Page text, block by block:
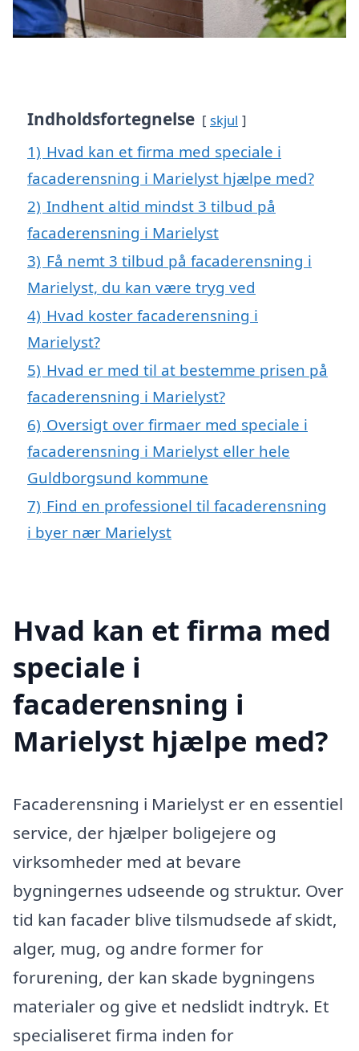
Indholdsfortegnelse skjul
1) Hvad kan et firma med speciale i
facaderensning i Marielyst hjælpe med?
2) Indhent altid mindst 3 tilbud på
facaderensning i Marielyst
3) Få nemt 3 tilbud på facaderensning i
Marielyst, du kan være tryg ved
4) Hvad koster facaderensning i
Marielyst?
5) Hvad er med til at bestemme prisen på
facaderensning i Marielyst?
6) Oversigt over firmaer med speciale i
facaderensning i Marielyst eller hele
Guldborgsund kommune
7) Find en professionel til facaderensning
i byer nær Marielyst
Hvad kan et firma med
speciale i
facaderensning i
Marielyst hjælpe med?
Facaderensning i Marielyst er en essentiel
service, der hjælper boligejere og
virksomheder med at bevare
bygningernes udseende og struktur. Over
tid kan facader blive tilsmudsede af skidt,
alger, mug, og andre former for
forurening, der kan skade bygningens
materialer og give et nedslidt indtryk. Et
specialiseret firma inden for